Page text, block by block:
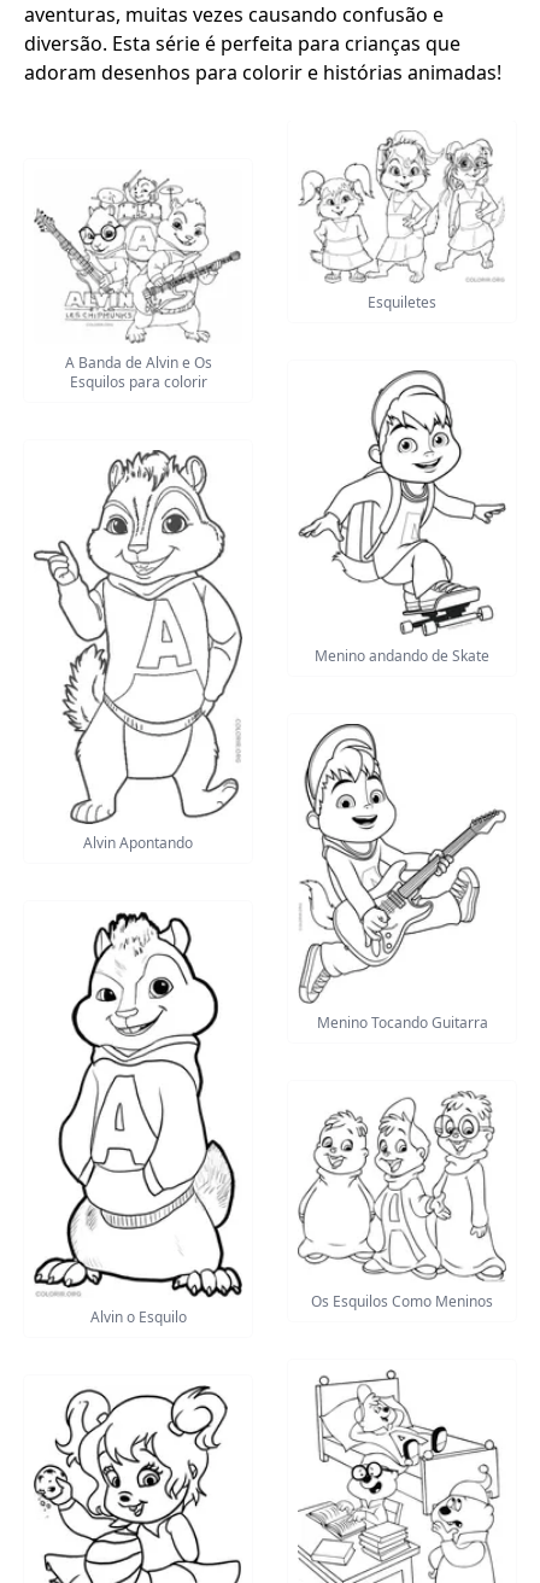
aventuras, muitas vezes causando confusão e
diversão. Esta série é perfeita para crianças que
adoram desenhos para colorir e histórias animadas!
A Banda de Alvin e Os
Esquilos para colorir
Alvin Apontando
Alvin o Esquilo
Esquiletes
Menino andando de Skate
Menino Tocando Guitarra
Os Esquilos Como Meninos